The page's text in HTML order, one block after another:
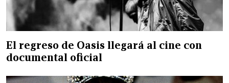
El regreso de Oasis llegará al cine con
documental oficial